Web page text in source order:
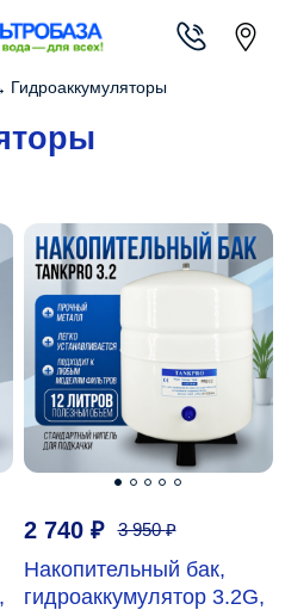
Гидроаккумуляторы
2 740 ₽ 3 950₽
Накопительный бак,
гидроаккумулятор 3.2G,